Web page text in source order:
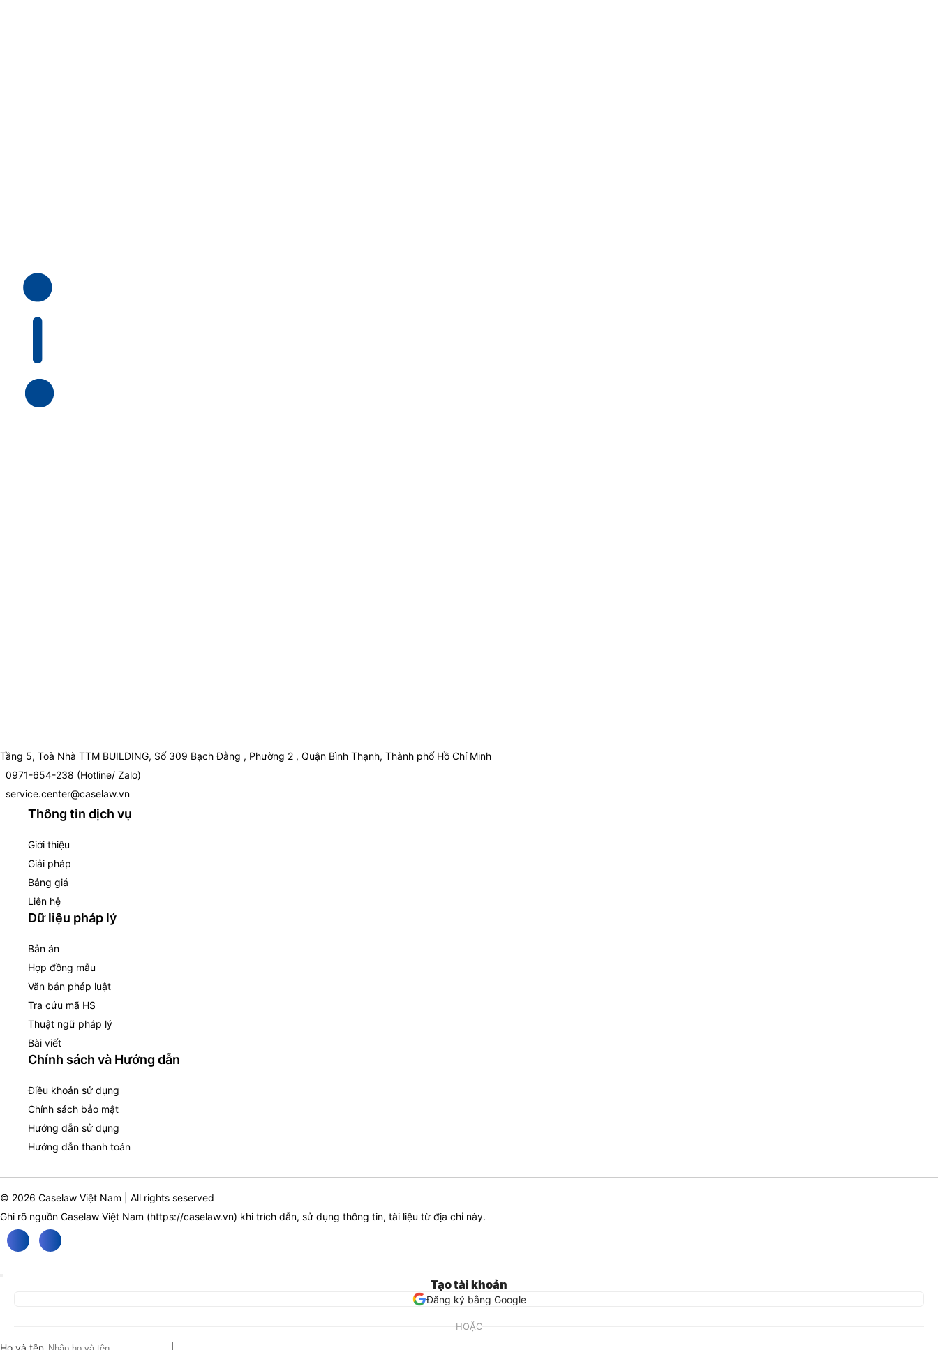
Tầng 5, Toà Nhà TTM BUILDING, Số 309 Bạch Đằng , Phường 2 , Quận Bình Thạnh, Thành phố Hồ Chí Minh
0971-654-238 (Hotline/ Zalo)
service.center@caselaw.vn
Thông tin dịch vụ
Giới thiệu
Giải pháp
Bảng giá
Liên hệ
Dữ liệu pháp lý
Bản án
Hợp đồng mẫu
Văn bản pháp luật
Tra cứu mã HS
Thuật ngữ pháp lý
Bài viết
Chính sách và Hướng dẫn
Điều khoản sử dụng
Chính sách bảo mật
Hướng dẫn sử dụng
Hướng dẫn thanh toán
© 2026 Caselaw Việt Nam | All rights seserved
Ghi rõ nguồn Caselaw Việt Nam (https://caselaw.vn) khi trích dẫn, sử dụng thông tin, tài liệu từ địa chỉ này.
Tạo tài khoản
Đăng ký bằng Google
HOẶC
Họ và tên